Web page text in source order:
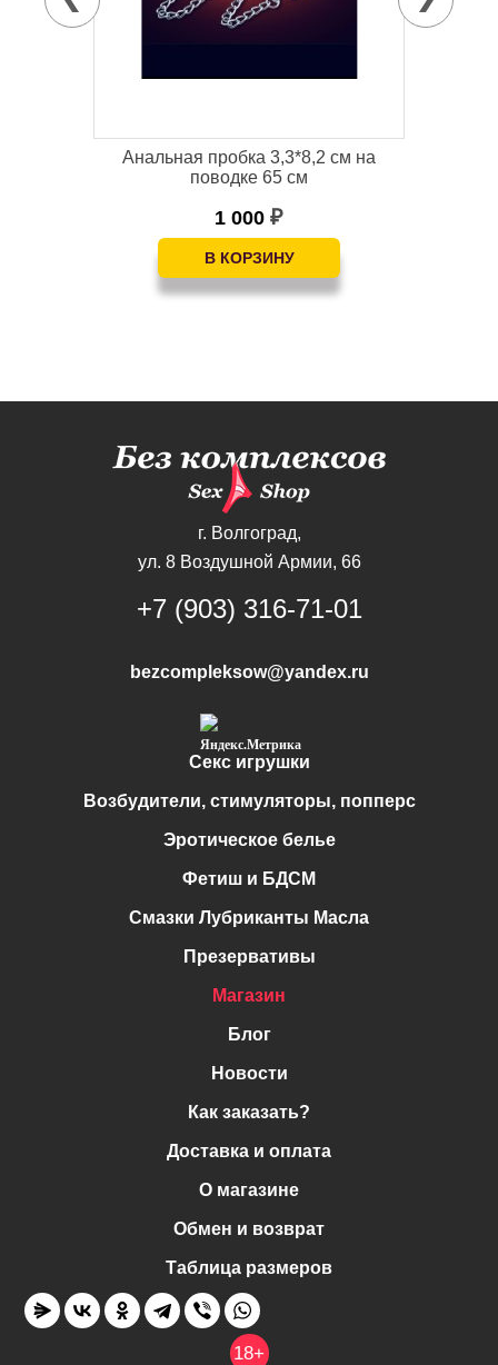
Анальная пробка 3,3*8,2 см на
поводке 65 см
1 000₽
г. Волгоград,
ул. 8 Воздушной Армии, 66
+7 (903) 316-71-01
bezcompleksow@yandex.ru
Секс игрушки
Возбудители, стимуляторы, попперс
Эротическое белье
Фетиш и БДСМ
Смазки Лубриканты Масла
Презервативы
Магазин
Блог
Новости
Как заказать?
Доставка и оплата
О магазине
Обмен и возврат
Таблица размеров
18+